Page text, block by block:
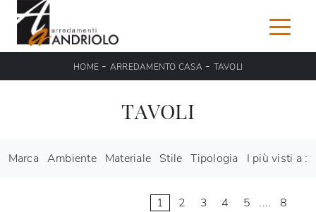
HOME - ARREDAMENTO CASA - TAVOLI
TAVOLI
Marca Ambiente Materiale Stile Tipologia I più visti a :
1 2 3 4 5 .... 8